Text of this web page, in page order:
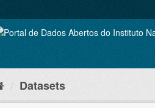
Datasets